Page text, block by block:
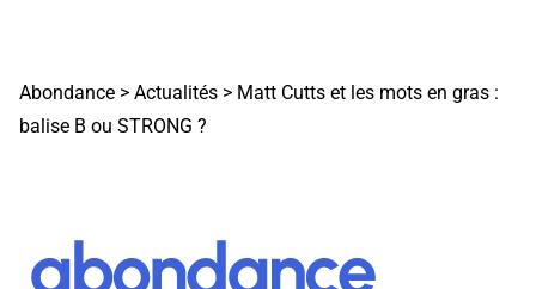
Abondance > Actualités > Matt Cutts et les mots en gras :
balise B ou STRONG ?